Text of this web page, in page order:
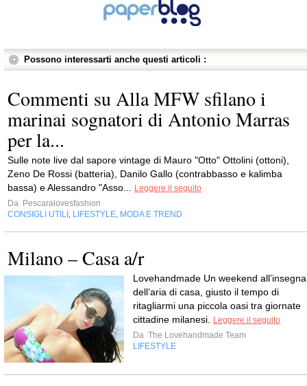
Possono interessarti anche questi articoli :
Commenti su Alla MFW sfilano i
marinai sognatori di Antonio Marras
per la...
Sulle note live dal sapore vintage di Mauro "Otto" Ottolini (ottoni),
Zeno De Rossi (batteria), Danilo Gallo (contrabbasso e kalimba
bassa) e Alessandro "Asso...
Leggere il seguito
Da Pescaralovesfashion
CONSIGLI UTILI
LIFESTYLE MODA E TREND
Milano – Casa a/r
Lovehandmade Un weekend all’insegna
dell’aria di casa, giusto il tempo di
ritagliarmi una piccola oasi tra giornate
cittadine milanesi.
Leggere il seguito
Da The Lovehandmade Team
LIFESTYLE